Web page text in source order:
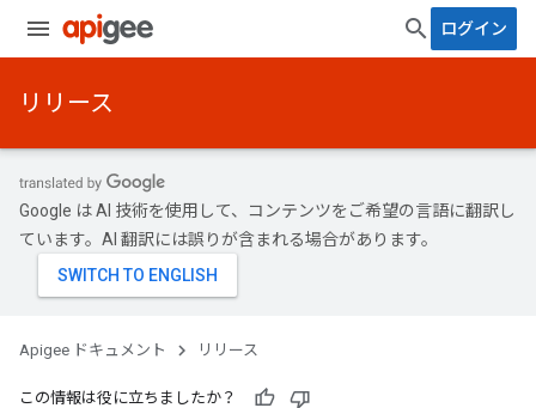
ログイン
リリース
Google は AI 技術を使用して、コンテンツをご希望の言語に翻訳し
ています。AI 翻訳には誤りが含まれる場合があります。
Apigee ドキュメント リリース
この情報は役に立ちましたか？